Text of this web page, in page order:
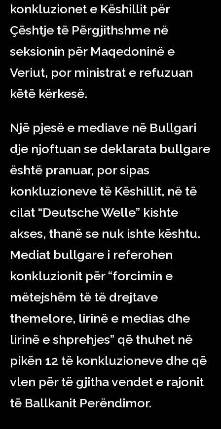
konkluzionet e Këshillit për
Çështje të Përgjithshme në
seksionin për Maqedoninë e
Veriut, por ministrat e refuzuan
këtë kërkesë.
Një pjesë e mediave në Bullgari
dje njoftuan se deklarata bullgare
është pranuar, por sipas
konkluzioneve të Këshillit, në të
cilat “Deutsche Welle” kishte
akses, thanë se nuk ishte kështu.
Mediat bullgare i referohen
konkluzionit për “forcimin e
mëtejshëm të të drejtave
themelore, lirinë e medias dhe
lirinë e shprehjes” që thuhet në
pikën 12 të konkluzioneve dhe që
vlen për të gjitha vendet e rajonit
të Ballkanit Perëndimor.